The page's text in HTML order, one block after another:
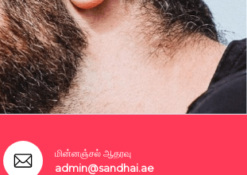
மின்னஞ்சல் ஆதரவு
admin@sandhai.ae